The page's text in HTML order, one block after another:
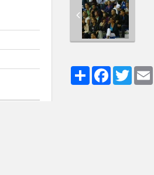
PartagerFacebook
Twitter